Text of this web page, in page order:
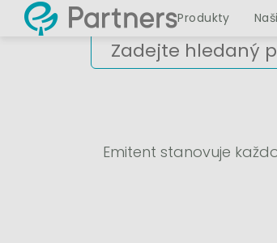
Produkty
Emitent stanovuje